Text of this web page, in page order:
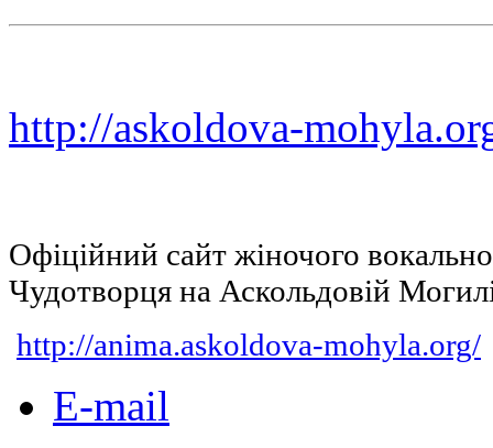
http://askoldova-
Офіційний сайт жіночого
Чудотворця на Аскольдовій
http://anima.askoldova-mohyla.org/
E-mail